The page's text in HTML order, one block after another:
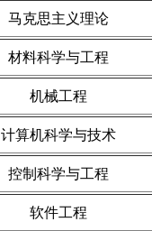
马克思主义理论
材料科学与工程
机械工程
计算机科学与技术
控制科学与工程
软件工程